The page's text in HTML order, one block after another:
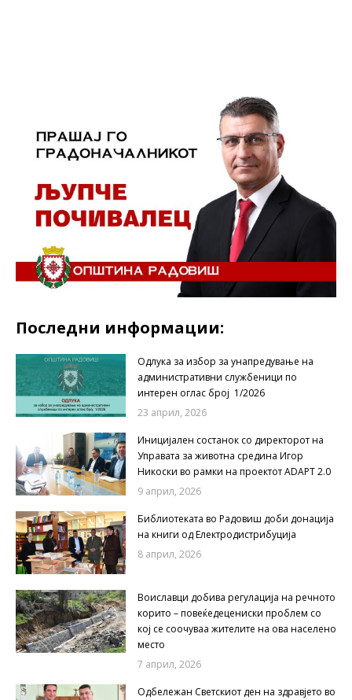
Последни информации:
Одлука за избор за унапредување на
административни службеници по
интерен оглас број 1/2026
23 април, 2026
Иницијален состанок со директорот на
Управата за животна средина Игор
Никоски во рамки на проектот ADAPT 2.0
9 април, 2026
Библиотеката во Радовиш доби донација
на книги од Електродистрибуција
8 април, 2026
Воиславци добива регулација на речното
корито – повеќедецениски проблем со
кој се соочуваа жителите на ова населено
место
7 април, 2026
Одбележан Светскиот ден на здравјето во